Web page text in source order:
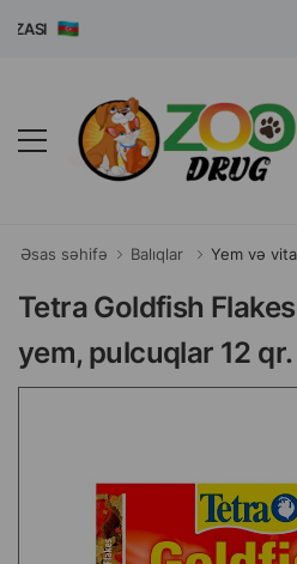
Əsas səhifə Balıqlar Yem və
Tetra Goldfish
yem, pulcuqlar 12 qr.